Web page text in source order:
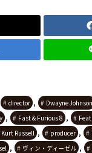
director , Dwayne Johnson
, Fast & Furious 8 ,
Kurt Russell , producer ,
, ヴィン・ディーゼル ,